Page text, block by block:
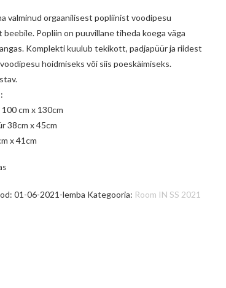
valminud orgaanilisest popliinist voodipesu
beebile. Popliin on puuvillane tiheda koega väga
Komplekti kuulub tekikott, padjapüür ja riidest
hoidmiseks või siis poeskäimiseks.
cm x 130cm
38cm x 45cm
x 41cm
01-06-2021-lemba Kategooria: Room IN SS 2021